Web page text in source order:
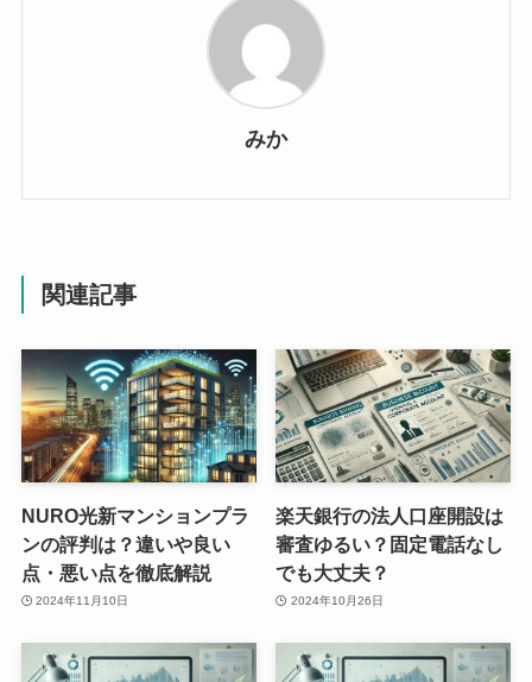
みか
関連記事
NURO光新マンションプラ
ンの評判は？違いや良い
点・悪い点を徹底解説
2024年11月10日
楽天銀行の法人口座開設は
審査ゆるい？固定電話なし
でも大丈夫？
2024年10月26日